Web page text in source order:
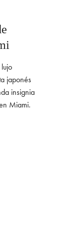
japonés
insignia
Miami.